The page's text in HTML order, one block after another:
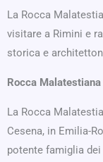
La Rocca
visitare a Rimini e
storica e
Rocca Malatestiana
La Rocca
Cesena, in Emilia-
potente famiglia